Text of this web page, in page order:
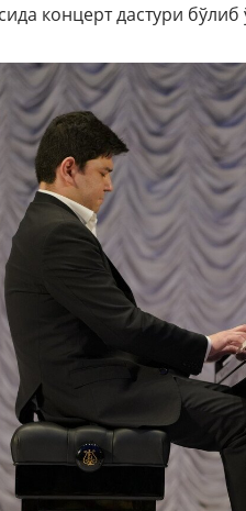
концерт дастури бўлиб